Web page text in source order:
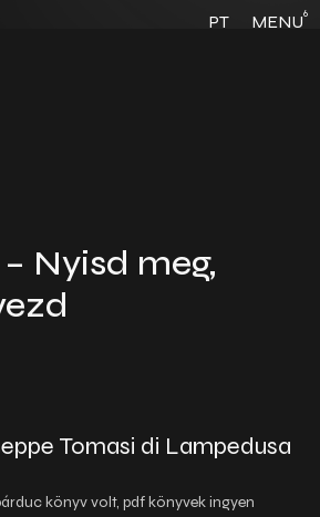
PT MENU6
Nyisd meg,
Tomasi di Lampedusa
könyv volt, pdf könyvek ingyen